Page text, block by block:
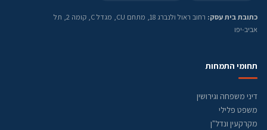
כתובת בית עסק:
רחוב ראול ולנברג 18, מתחם CU, מגדל C, קומה 2, תל
אביב-יפו
תחומי התמחות
דיני משפחה וגירושין
משפט פלילי
מקרקעין ונדל"ן